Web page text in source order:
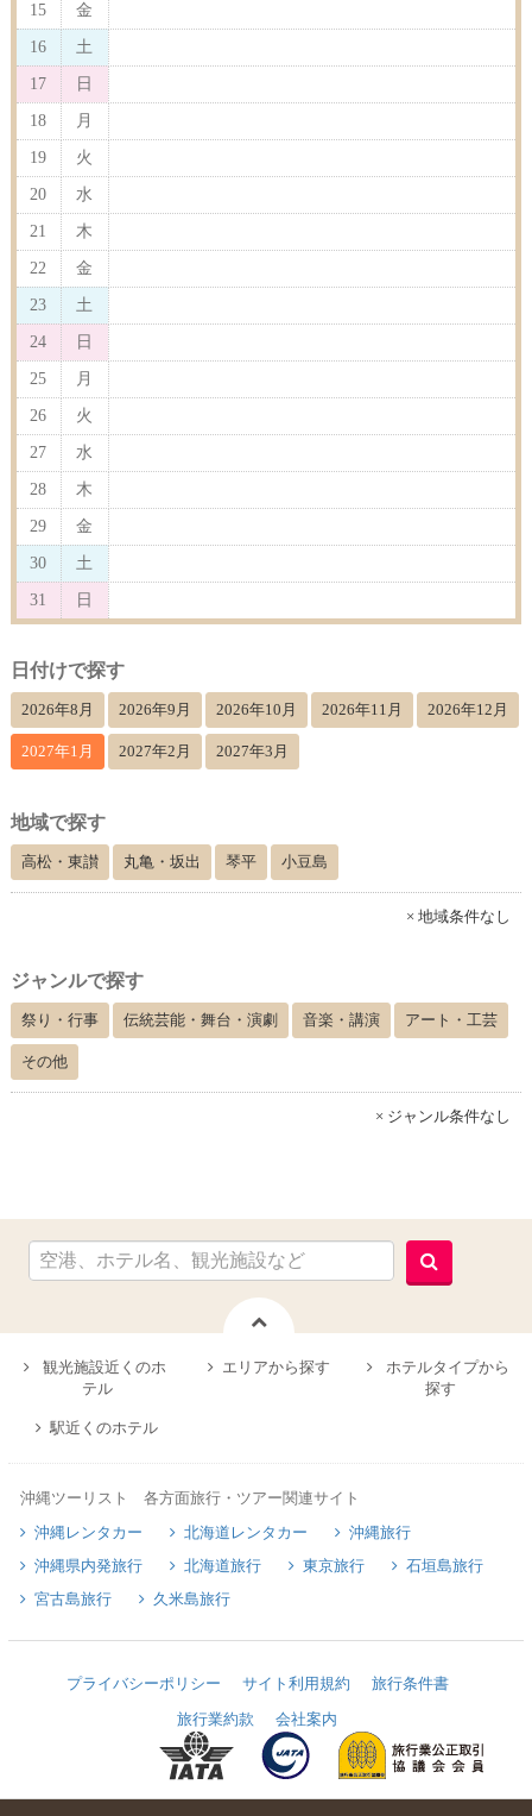
15 金
16 土
17 日
18 月
19 火
20 水
21 木
22 金
23 土
24 日
25 月
26 火
27 水
28 木
29 金
30 土
31 日
日付けで探す
2026年8月 2026年9月 2026年10月 2026年11月 2026年12月
2027年1月 2027年2月 2027年3月
地域で探す
高松・東讃 丸亀・坂出 琴平 小豆島
× 地域条件なし
ジャンルで探す
祭り・行事 伝統芸能・舞台・演劇 音楽・講演 アート・工芸
その他
× ジャンル条件なし
観光施設近くのホ
テル
エリアから探す
ホテルタイプから
探す
駅近くのホテル
沖縄ツーリスト 各方面旅行・ツアー関連サイト
沖縄レンタカー
北海道レンタカー
沖縄旅行
沖縄県内発旅行
北海道旅行 東京旅行
石垣島旅行
宮古島旅行
久米島旅行
プライバシーポリシー サイト利用規約
旅行条件書
旅行業約款
会社案内